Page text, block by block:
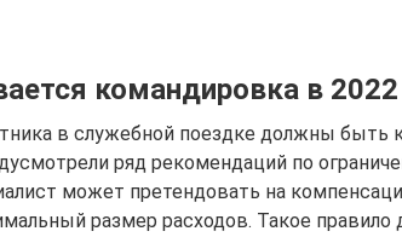
командировка в 2022
в служебной поездке должны быть
ряд рекомендаций по
может претендовать на
размер расходов. Такое